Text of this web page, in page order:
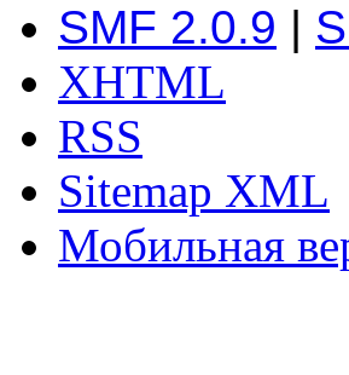
SMF 2.0.9 |
XHTML
RSS
Sitemap XML
Мобильная